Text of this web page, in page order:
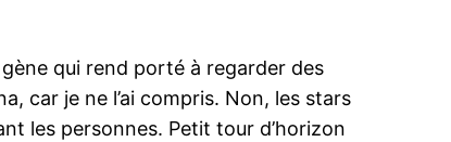
qui rend porté à regarder des
car je ne l’ai compris. Non, les stars
les personnes. Petit tour d’horizon